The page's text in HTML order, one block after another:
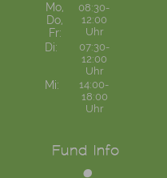
Mo,
Do,
Fr:
08:30-
12:00
Uhr
Di:
07:30-
12:00
Uhr
Mi:
14:00-
18:00
Uhr